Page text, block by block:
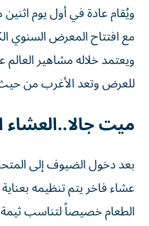
ويُقام عادة في أول يوم
مع افتتاح المعرض السنوي
ويعتمد خلاله مشاهير
للعرض وتعد الأغرب من
ميت
بعد دخول الضيوف إلى
عشاء فاخر يتم تنظيمه
الطعام خصيصاً لتناسب